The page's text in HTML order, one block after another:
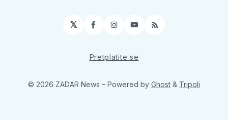
𝕏 Facebook
Instagram
YouTube
RSS
Pretplatite se
© 2026 ZADAR News – Powered by Ghost & Tripoli